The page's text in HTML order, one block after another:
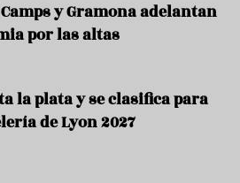
y Gramona adelantan
por las altas
la plata y se clasifica para
de Lyon 2027